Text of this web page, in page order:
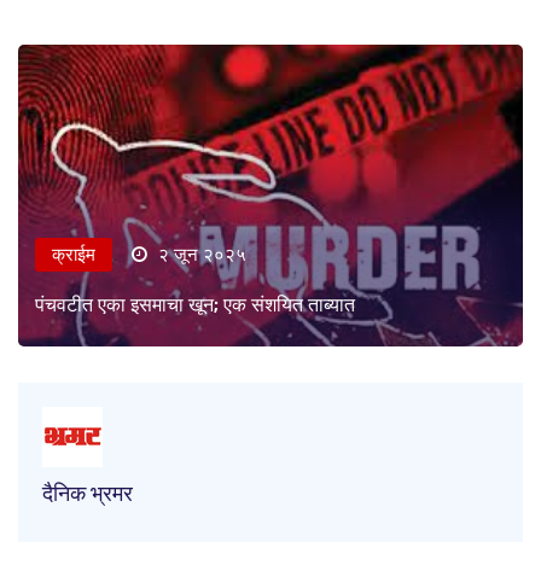
क्राईम २ जून २०२५
पंचवटीत एका इसमाचा खून; एक संशयित ताब्यात
दैनिक भ्रमर